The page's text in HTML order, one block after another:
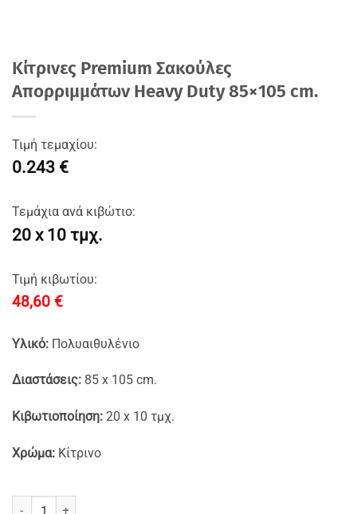
Κίτρινες Premium Σακούλες
Απορριμμάτων Ηeavy Duty 85×105 cm.
Τιμή τεμαχίου:
0.243 €
Τεμάχια ανά κιβώτιο:
20 x 10 τμχ.
Τιμή κιβωτίου:
48,60 €
Υλικό: Πολυαιθυλένιο
Διαστάσεις: 85 x 105 cm.
Κιβωτιοποίηση: 20 x 10 τμχ.
Χρώμα: Κίτρινο
Κίτρινες Premium Σακούλες Απορριμμάτων Ηeavy Duty 85x105